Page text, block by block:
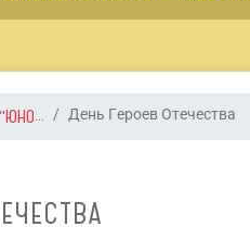
День Героев Отечества